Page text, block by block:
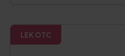
LEK OTC